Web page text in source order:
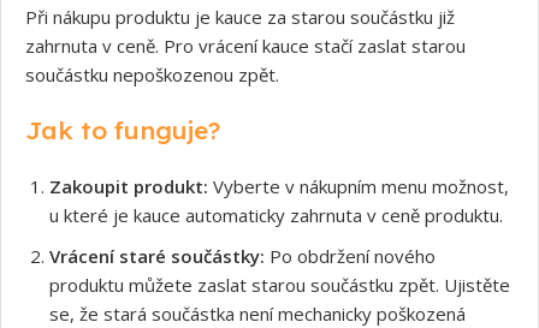
Při nákupu produktu je kauce za starou součástku již
zahrnuta v ceně. Pro vrácení kauce stačí zaslat starou
součástku nepoškozenou zpět.
Jak to funguje?
Zakoupit produkt: Vyberte v nákupním menu možnost,
u které je kauce automaticky zahrnuta v ceně produktu.
Vrácení staré součástky: Po obdržení nového
produktu můžete zaslat starou součástku zpět. Ujistěte
se, že stará součástka není mechanicky poškozená